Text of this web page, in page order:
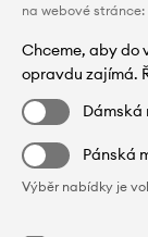
na webové stránce:
Chceme, aby do
opravdu zajímá.
Dámská
Pánská
Výběr nabídky je